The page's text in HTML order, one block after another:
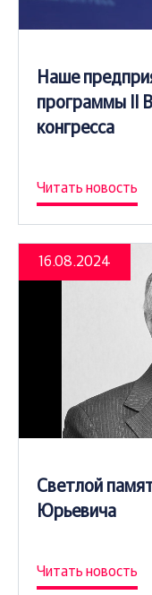
Наше
программы II
конгресса
Читать новость
16.08.2024
Светлой
Юрьевича
Читать новость